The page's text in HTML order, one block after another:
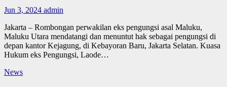
Jun 3, 2024 admin
Jakarta – Rombongan perwakilan eks pengungsi asal Maluku,
Maluku Utara mendatangi dan menuntut hak sebagai pengungsi di
depan kantor Kejagung, di Kebayoran Baru, Jakarta Selatan. Kuasa
Hukum eks Pengungsi, Laode…
News